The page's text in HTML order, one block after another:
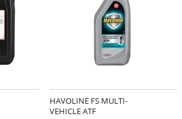
HAVOLINE FS MULTI-
VEHICLE ATF